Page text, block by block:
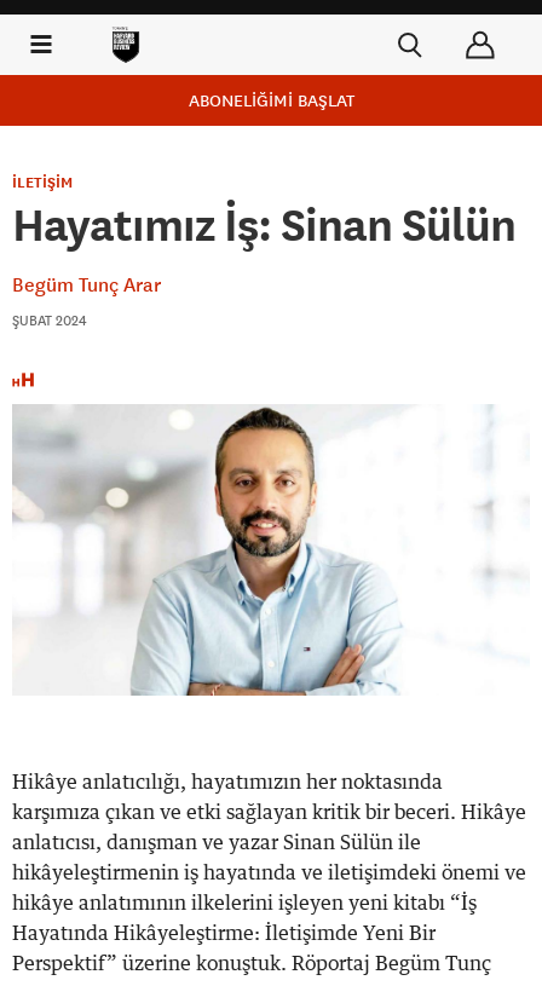
ABONELİĞİMİ BAŞLAT
İLETİŞİM
Hayatımız İş: Sinan Sülün
Begüm Tunç Arar
ŞUBAT 2024
Hikâye anlatıcılığı, hayatımızın her noktasında
karşımıza çıkan ve etki sağlayan kritik bir beceri. Hikâye
anlatıcısı, danışman ve yazar Sinan Sülün ile
hikâyeleştirmenin iş hayatında ve iletişimdeki önemi ve
hikâye anlatımının ilkelerini işleyen yeni kitabı “İş
Hayatında Hikâyeleştirme: İletişimde Yeni Bir
Perspektif” üzerine konuştuk. Röportaj Begüm Tunç